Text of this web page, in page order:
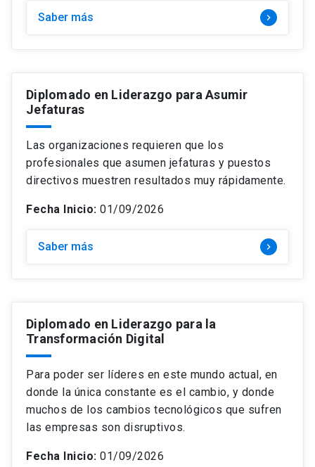
Saber más keyboard_arrow_right
Diplomado en Liderazgo para Asumir
Jefaturas
Las organizaciones requieren que los
profesionales que asumen jefaturas y puestos
directivos muestren resultados muy rápidamente.
Fecha Inicio: 01/09/2026
Saber más keyboard_arrow_right
Diplomado en Liderazgo para la
Transformación Digital
Para poder ser líderes en este mundo actual, en
donde la única constante es el cambio, y donde
muchos de los cambios tecnológicos que sufren
las empresas son disruptivos.
Fecha Inicio: 01/09/2026